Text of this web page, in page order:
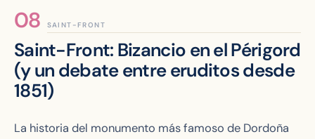
SAINT-FRONT
Saint-Front: Bizancio en el Périgord
(y un debate entre eruditos desde
1851)
La historia del monumento más famoso de Dordoña